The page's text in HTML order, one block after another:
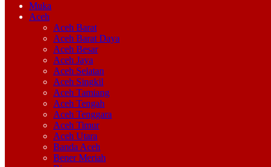
Muka
Aceh
Aceh Barat
Aceh Barat Daya
Aceh Besar
Aceh Jaya
Aceh Selatan
Aceh Singkil
Aceh Tamiang
Aceh Tengah
Aceh Tenggara
Aceh Timur
Aceh Utara
Banda Aceh
Bener Meriah